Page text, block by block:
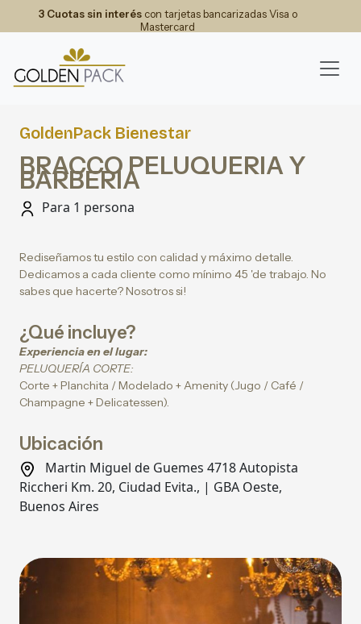
3 Cuotas sin interéscon tarjetas bancarizadas Visa o
Mastercard
GoldenPack Bienestar
BRACCO PELUQUERIA Y
BARBERIA
Para 1 persona
Rediseñamos tu estilo con calidad y máximo detalle.
Dedicamos a cada cliente como mínimo 45 'de trabajo. No
sabes que hacerte? Nosotros si!
¿Qué incluye?
Experiencia en el lugar:
PELUQUERÍA CORTE:
Corte + Planchita / Modelado + Amenity (Jugo / Café /
Champagne + Delicatessen).
Ubicación
Martin Miguel de Guemes 4718 Autopista
Riccheri Km. 20, Ciudad Evita., | GBA Oeste,
Buenos Aires